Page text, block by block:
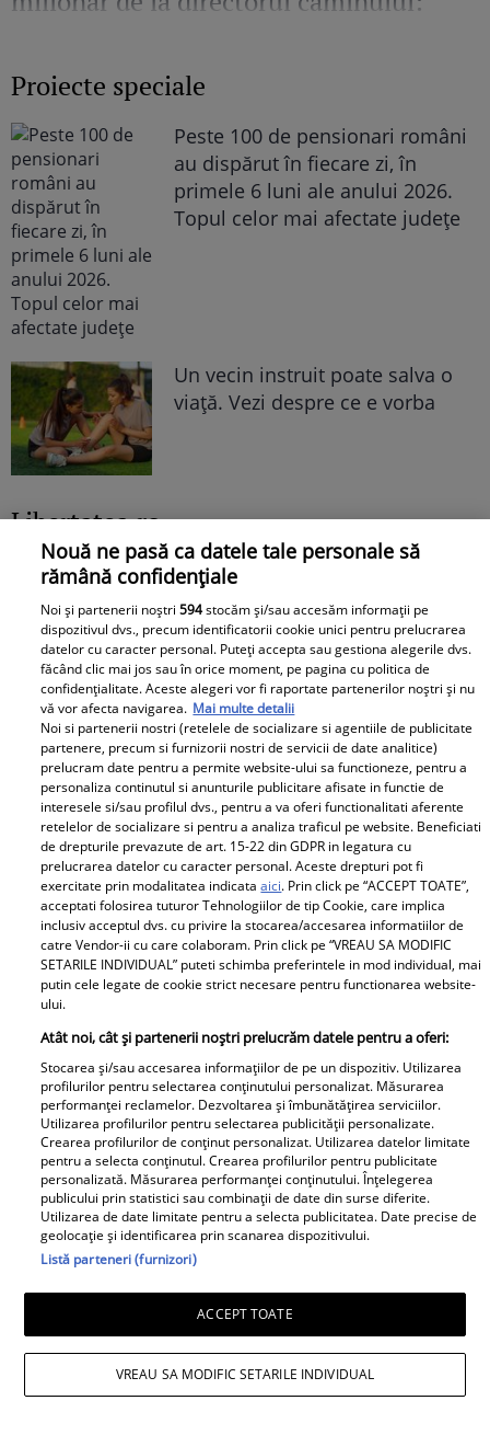
Proiecte speciale
Peste 100 de pensionari români
au dispărut în fiecare zi, în
primele 6 luni ale anului 2026.
Topul celor mai afectate județe
Un vecin instruit poate salva o
viață. Vezi despre ce e vorba
Libertatea.ro
Cât costă un litru de benzină și
motorină, marți, 21 iulie 2026, în
București, Iași, Cluj-Napoca,
Timișoara și Constanța
Avantaje
Ea - 52, el - 29, atât aveau când s-
au îndrăgostit, dar iubirea nu a
rezistat. La 6 luni de la
despărțirea de Octavian Ene, uite
cum a răspuns Daniela Nane la
Cabral rupe tăcerea după
divorțul de Andreea Ibacka. „Nu
mi-a convenit să spun asta cu
voce tare. M-a afectat”
Nouă ne pasă ca datele tale personale să
rămână confidențiale
Noi și partenerii noștri594stocăm și/sau accesăm informații pe
dispozitivul dvs., precum identificatorii cookie unici pentru prelucrarea
datelor cu caracter personal. Puteți accepta sau gestiona alegerile dvs.
făcând clic mai jos sau în orice moment, pe pagina cu politica de
confidențialitate. Aceste alegeri vor fi raportate partenerilor noștri și nu
vă vor afecta navigarea. Mai multe detalii
Noi si partenerii nostri (retelele de socializare si agentiile de publicitate
partenere, precum si furnizorii nostri de servicii de date analitice)
prelucram date pentru a permite website-ului sa functioneze, pentru a
personaliza continutul si anunturile publicitare afisate in functie de
interesele si/sau profilul dvs., pentru a va oferi functionalitati aferente
retelelor de socializare si pentru a analiza traficul pe website. Beneficiati
de drepturile prevazute de art. 15-22 din GDPR in legatura cu
prelucrarea datelor cu caracter personal. Aceste drepturi pot fi
exercitate prin modalitatea indicataaici. Prin click pe “ACCEPT TOATE”,
acceptati folosirea tuturor Tehnologiilor de tip Cookie, care implica
inclusiv acceptul dvs. cu privire la stocarea/accesarea informatiilor de
catre Vendor-ii cu care colaboram. Prin click pe “VREAU SA MODIFIC
SETARILE INDIVIDUAL” puteti schimba preferintele in mod individual, mai
putin cele legate de cookie strict necesare pentru functionarea website-
ului.
Atât noi, cât și partenerii noștri prelucrăm datele pentru a oferi:
Stocarea și/sau accesarea informațiilor de pe un dispozitiv. Utilizarea
profilurilor pentru selectarea conținutului personalizat. Măsurarea
performanței reclamelor. Dezvoltarea și îmbunătățirea serviciilor.
Utilizarea profilurilor pentru selectarea publicității personalizate.
Crearea profilurilor de conținut personalizat. Utilizarea datelor limitate
pentru a selecta conținutul. Crearea profilurilor pentru publicitate
personalizată. Măsurarea performanței conținutului. Înțelegerea
publicului prin statistici sau combinații de date din surse diferite.
Utilizarea de date limitate pentru a selecta publicitatea. Date precise de
geolocație și identificarea prin scanarea dispozitivului.
Listă parteneri (furnizori)
ACCEPT TOATE
VREAU SA MODIFIC SETARILE INDIVIDUAL